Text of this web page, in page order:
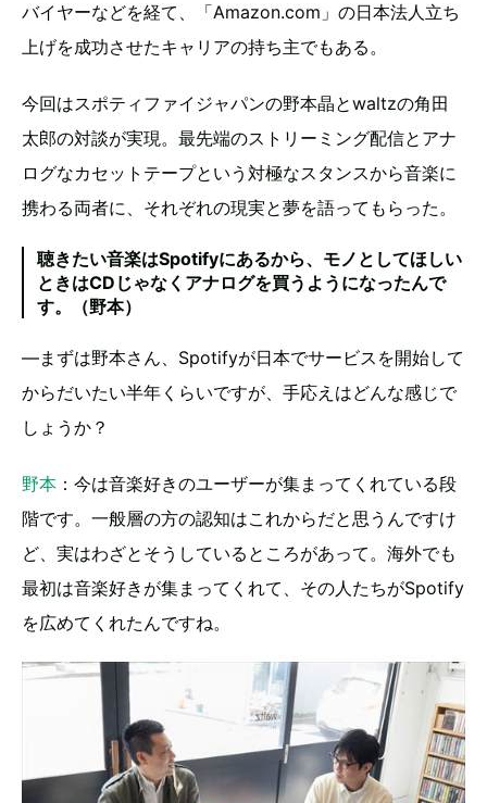
バイヤーなどを経て、「Amazon.com」の日本法人立ち
上げを成功させたキャリアの持ち主でもある。
今回はスポティファイジャパンの野本晶とwaltzの角田
太郎の対談が実現。最先端のストリーミング配信とアナ
ログなカセットテープという対極なスタンスから音楽に
携わる両者に、それぞれの現実と夢を語ってもらった。
聴きたい音楽はSpotifyにあるから、モノとしてほしい
ときはCDじゃなくアナログを買うようになったんで
す。（野本）
―まずは野本さん、Spotifyが日本でサービスを開始して
からだいたい半年くらいですが、手応えはどんな感じで
しょうか？
野本 ：今は音楽好きのユーザーが集まってくれている段
階です。一般層の方の認知はこれからだと思うんですけ
ど、実はわざとそうしているところがあって。海外でも
最初は音楽好きが集まってくれて、その人たちがSpotify
を広めてくれたんですね。